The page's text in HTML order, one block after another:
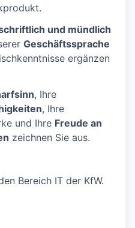
und mündlich
Geschäftssprache
ergänzen
, Ihre
, Ihre
und Ihre Freude an
zeichnen Sie aus.
Bereich IT der KfW.